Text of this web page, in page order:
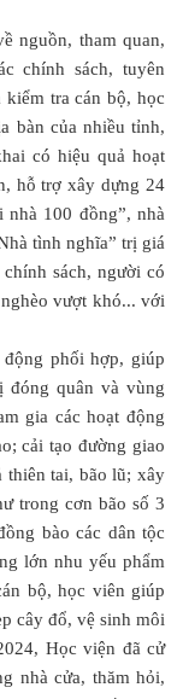
nguồn, tham quan,
chính sách, tuyên
tra cán bộ, học
bàn của nhiều tỉnh,
có hiệu quả hoạt
hỗ trợ xây dựng 24
nhà 100 đồng”, nhà
tình nghĩa” trị giá
sách, người có
vượt khó... với
phối hợp, giúp
đóng quân và vùng
gia các hoạt động
cải tạo đường giao
thiên tai, bão lũ; xây
trong cơn bão số 3
bào các dân tộc
lớn nhu yếu phẩm
bộ, học viên giúp
cây đổ, vệ sinh môi
Học viện đã cử
nhà cửa, thăm hỏi,